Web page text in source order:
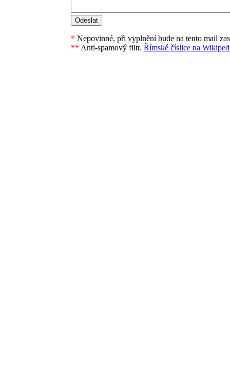
* Nepovinné, při vyplnění bude na tento mail
** Anti-spamový filtr. Římské číslice na